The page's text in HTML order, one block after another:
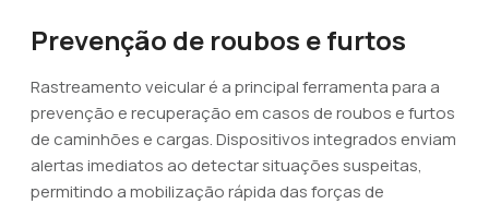
Prevenção de roubos e furtos
Rastreamento veicular é a principal ferramenta para a
prevenção e recuperação em casos de roubos e furtos
de caminhões e cargas. Dispositivos integrados enviam
alertas imediatos ao detectar situações suspeitas,
permitindo a mobilização rápida das forças de